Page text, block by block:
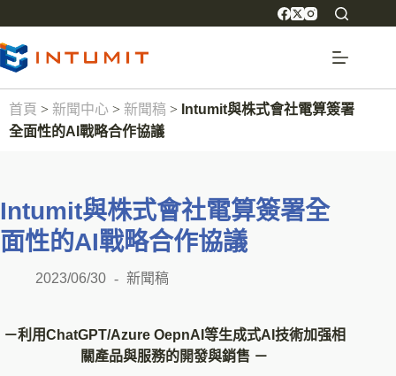
首頁 > 新聞中心 > 新聞稿 > Intumit與株式會社電算簽署
全面性的AI戰略合作協議
Intumit與株式會社電算簽署全
面性的AI戰略合作協議
2023/06/30 新聞稿
－利用ChatGPT/Azure OepnAI等生成式AI技術加强相
關產品與服務的開發與銷售 －